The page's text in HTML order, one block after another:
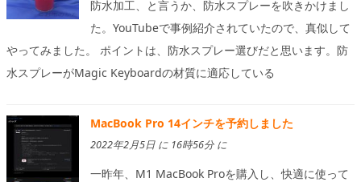
防水加工、と言うか、防水スプレーを吹きかけまし
た。YouTubeで事例紹介されていたので、真似して
やってみました。 ポイントは、防水スプレー選びだと思います。防
水スプレーがMagic Keyboardの材質に適応している
MacBook Pro 14インチを予約しました
2022年2月5日 に 16時56分 に
一昨年、M1 MacBook Proを購入し、快適に使って